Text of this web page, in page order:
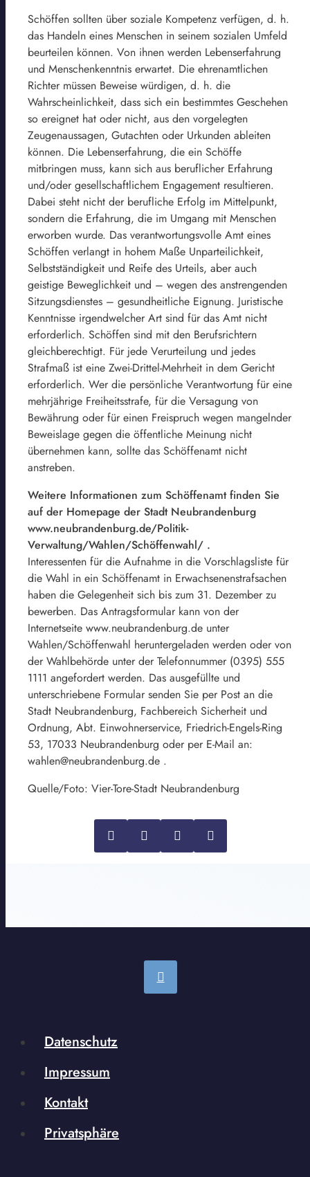
Schöffen sollten über soziale Kompetenz verfügen, d. h.
das Handeln eines Menschen in seinem sozialen Umfeld
beurteilen können. Von ihnen werden Lebenserfahrung
und Menschenkenntnis erwartet. Die ehrenamtlichen
Richter müssen Beweise würdigen, d. h. die
Wahrscheinlichkeit, dass sich ein bestimmtes Geschehen
so ereignet hat oder nicht, aus den vorgelegten
Zeugenaussagen, Gutachten oder Urkunden ableiten
können. Die Lebenserfahrung, die ein Schöffe
mitbringen muss, kann sich aus beruflicher Erfahrung
und/oder gesellschaftlichem Engagement resultieren.
Dabei steht nicht der berufliche Erfolg im Mittelpunkt,
sondern die Erfahrung, die im Umgang mit Menschen
erworben wurde. Das verantwortungsvolle Amt eines
Schöffen verlangt in hohem Maße Unparteilichkeit,
Selbstständigkeit und Reife des Urteils, aber auch
geistige Beweglichkeit und – wegen des anstrengenden
Sitzungsdienstes – gesundheitliche Eignung. Juristische
Kenntnisse irgendwelcher Art sind für das Amt nicht
erforderlich. Schöffen sind mit den Berufsrichtern
gleichberechtigt. Für jede Verurteilung und jedes
Strafmaß ist eine Zwei-Drittel-Mehrheit in dem Gericht
erforderlich. Wer die persönliche Verantwortung für eine
mehrjährige Freiheitsstrafe, für die Versagung von
Bewährung oder für einen Freispruch wegen mangelnder
Beweislage gegen die öffentliche Meinung nicht
übernehmen kann, sollte das Schöffenamt nicht
anstreben.
Weitere Informationen zum Schöffenamt finden Sie
auf der Homepage der Stadt Neubrandenburg
www.neubrandenburg.de/Politik-
Verwaltung/Wahlen/Schöffenwahl/ .
Interessenten für die Aufnahme in die Vorschlagsliste für
die Wahl in ein Schöffenamt in Erwachsenenstrafsachen
haben die Gelegenheit sich bis zum 31. Dezember zu
bewerben. Das Antragsformular kann von der
Internetseite www.neubrandenburg.de unter
Wahlen/Schöffenwahl heruntergeladen werden oder von
der Wahlbehörde unter der Telefonnummer (0395) 555
1111 angefordert werden. Das ausgefüllte und
unterschriebene Formular senden Sie per Post an die
Stadt Neubrandenburg, Fachbereich Sicherheit und
Ordnung, Abt. Einwohnerservice, Friedrich-Engels-Ring
53, 17033 Neubrandenburg oder per E-Mail an:
wahlen@neubrandenburg.de .
Quelle/Foto: Vier-Tore-Stadt Neubrandenburg
Datenschutz
Impressum
Kontakt
Privatsphäre